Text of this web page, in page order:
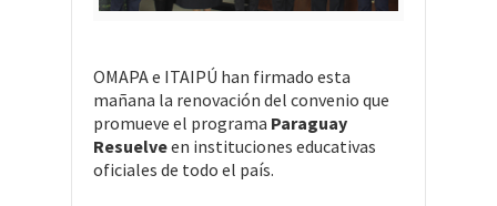
OMAPA e ITAIPÚ han firmado esta
mañana la renovación del convenio que
promueve el programa Paraguay
Resuelveen instituciones educativas
oficiales de todo el país.